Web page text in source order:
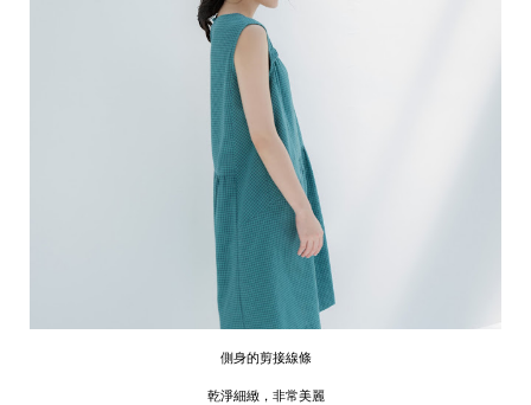
側身的剪接線條
乾淨細緻，非常美麗